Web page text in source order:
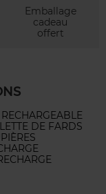
Emballage
cadeau
offert
DE FARDS